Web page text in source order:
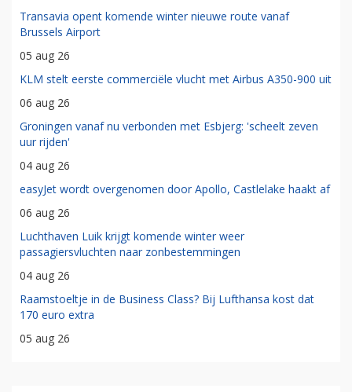
Transavia opent komende winter nieuwe route vanaf
Brussels Airport
05 aug 26
KLM stelt eerste commerciële vlucht met Airbus A350-900 uit
06 aug 26
Groningen vanaf nu verbonden met Esbjerg: 'scheelt zeven
uur rijden'
04 aug 26
easyJet wordt overgenomen door Apollo, Castlelake haakt af
06 aug 26
Luchthaven Luik krijgt komende winter weer
passagiersvluchten naar zonbestemmingen
04 aug 26
Raamstoeltje in de Business Class? Bij Lufthansa kost dat
170 euro extra
05 aug 26